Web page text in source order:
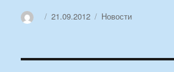
АвторОпубликовано
21.09.2012 Рубрики
Новости